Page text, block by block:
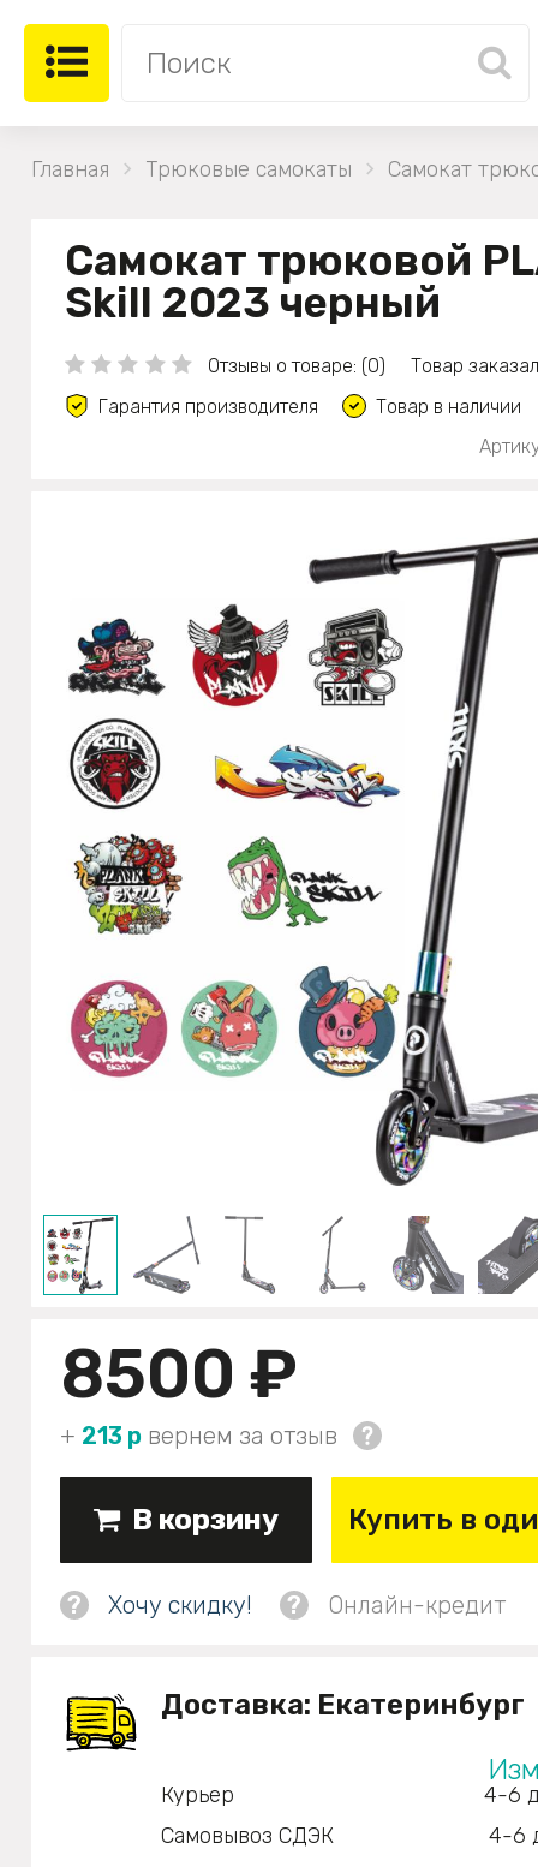
Главная Трюковые самокаты Самокат
Самокат трюковой
Skill 2023 черный
Отзывы о товаре: (0)
Товар
Гарантия производителя
Товар в наличии
8500 ₽
+ 213 р вернем за отзыв
В корзину Купить в
? Хочу скидку! ? Онлайн-кредит
Доставка: Екатеринбург
Курьер
4-6
Самовывоз СДЭК
4-6